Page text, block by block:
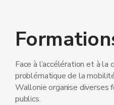
Face à l’accélération et à la
problématique de la
Wallonie organise diverses
publics.